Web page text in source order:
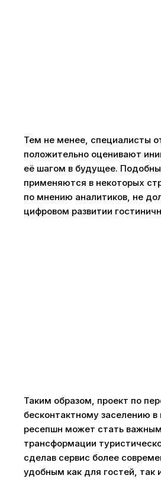
Тем не менее, специалисты
положительно оценивают
её шагом в будущее.
применяются в некоторых
по мнению аналитиков, не
цифровом развитии
Таким образом, проект по
бесконтактному заселению в
ресепшн может стать
трансформации
сделав сервис более
удобным как для гостей, так